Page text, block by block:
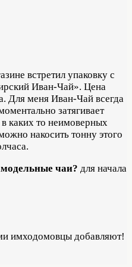
встретил упаковку с
Иван-Чай». Цена
Для меня Иван-Чай всегда
затягивает
каких то неимоверных
накосить тонну этого
чаи? для начала
имходомовцы добавляют!